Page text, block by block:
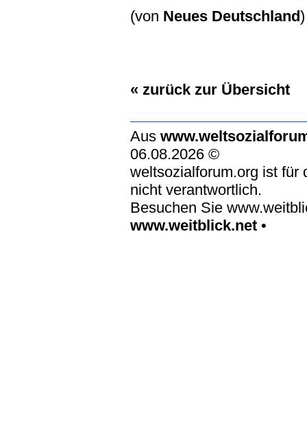
(von Neues Deutschland)
« zurück zur Übersicht
Aus
06.08.2026 ©
weltsozialforum.org ist für
nicht verantwortlich.
Besuchen Sie
www.weitblick.net •